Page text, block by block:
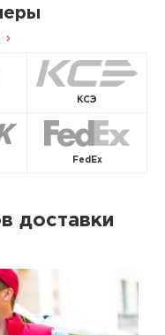
КСЭ
FedEx
доставки